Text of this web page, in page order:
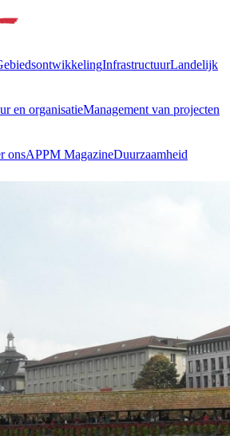
InfrastructuurLandelijk
en organisatieManagement van projecten
onsAPPM MagazineDuurzaamheid